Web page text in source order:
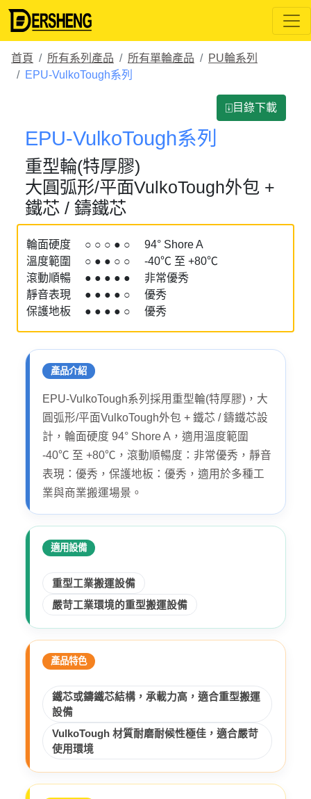
首頁 所有系列產品 所有單輪產品
PU輪系列
EPU-VulkoTough系列
⍗目錄下載
EPU-VulkoTough系列
重型輪(特厚膠)
大圓弧形/平面VulkoTough外包 +
鐵芯 / 鑄鐵芯
輪面硬度 ○ ○ ○ ● ○ 94° Shore A
溫度範圍 ○ ● ● ○ ○ -40℃ 至 +80℃
滾動順暢 ● ● ● ● ● 非常優秀
靜音表現 ● ● ● ● ○ 優秀
保護地板 ● ● ● ● ○ 優秀
產品介紹
EPU-VulkoTough系列採用重型輪(特厚膠)，大
圓弧形/平面VulkoTough外包 + 鐵芯 / 鑄鐵芯設
計，輪面硬度 94° Shore A，適用溫度範圍
-40℃ 至 +80℃，滾動順暢度：非常優秀，靜音
表現：優秀，保護地板：優秀，適用於多種工
業與商業搬運場景。
適用設備
重型工業搬運設備
嚴苛工業環境的重型搬運設備
產品特色
鐵芯或鑄鐵芯結構，承載力高，適合重型搬運
設備
VulkoTough 材質耐磨耐候性極佳，適合嚴苛
使用環境